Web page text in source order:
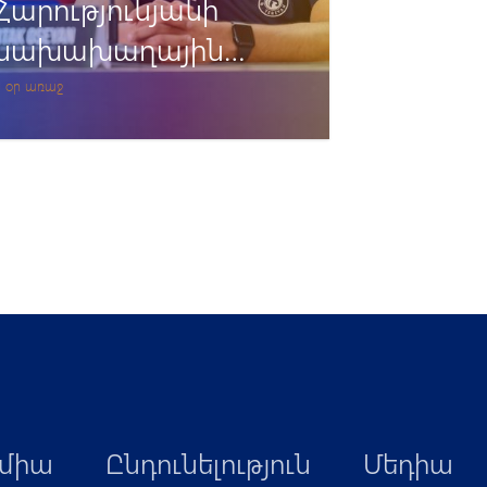
օր առաջ
Ընդունելություն Մեդիա